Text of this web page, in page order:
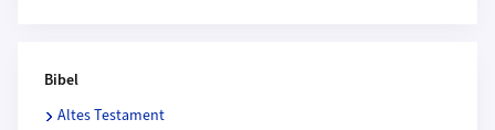
Bibel
Altes Testament